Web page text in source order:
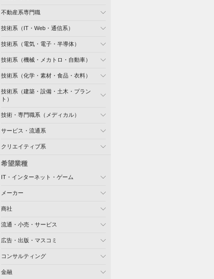
不動産系専門職
技術系（IT・Web・通信系）
技術系（電気・電子・半導体）
技術系（機械・メカトロ・自動車）
技術系（化学・素材・食品・衣料）
技術系（建築・設備・土木・プラン
ト）
技術・専門職系（メディカル）
サービス・流通系
クリエイティブ系
希望業種
IT・インターネット・ゲーム
メーカー
商社
流通・小売・サービス
広告・出版・マスコミ
コンサルティング
金融